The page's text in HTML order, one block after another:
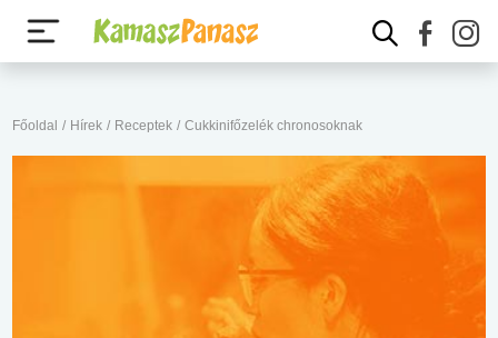
Főoldal / Hírek / Receptek / Cukkinifőzelék chronosoknak